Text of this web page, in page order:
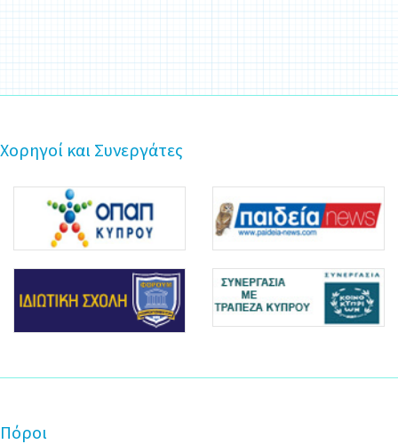
Χορηγοί και Συνεργάτες
Πόροι